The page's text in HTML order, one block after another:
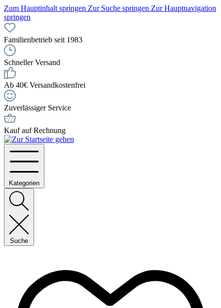
Zum Hauptinhalt springen Zur Suche springen Zur Hauptnavigation
springen
Familienbetrieb seit 1983
Schneller Versand
Ab 40€ Versandkostenfrei
Zuverlässiger Service
Kauf auf Rechnung
Kategorien
Suche